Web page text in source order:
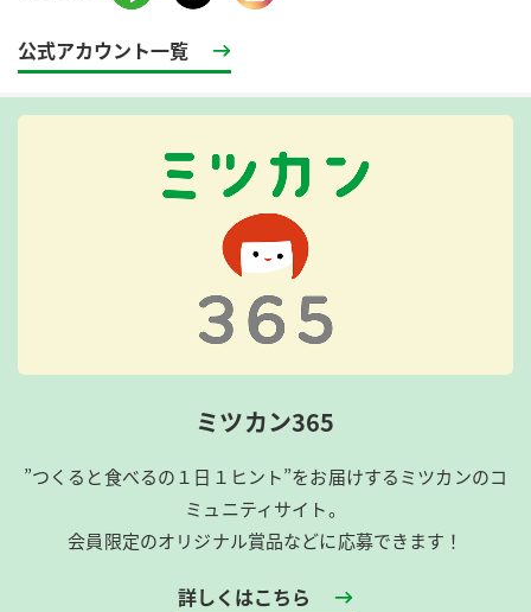
公式アカウント一覧
ミツカン365
”つくると食べるの１日１ヒント”をお届けするミツカンのコ
ミュニティサイト。
会員限定のオリジナル賞品などに応募できます！
詳しくはこちら